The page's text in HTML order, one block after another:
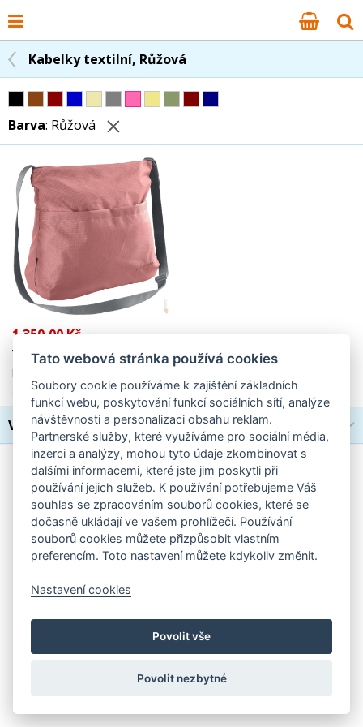
Kabelky textilní, Růžová
Barva: Růžová
1 350,00 Kč
VAUDE Udržitelná kabelka
Lukida - taška přes rameno
dusty rose
Výrobce
Standardní verze stránek |Nastavení cookies
Tato webová stránka používá cookies
Soubory cookie používáme k zajištění základních
funkcí webu, poskytování funkcí sociálních sítí, analýze
návštěvnosti a personalizaci obsahu reklam.
Partnerské služby, které využíváme pro sociální média,
inzerci a analýzy, mohou tyto údaje zkombinovat s
dalšími informacemi, které jste jim poskytli při
používání jejich služeb. K používání potřebujeme Váš
souhlas se zpracováním souborů cookies, které se
dočasně ukládají ve vašem prohlížeči. Používání
souborů cookies můžete přizpůsobit vlastním
preferencím. Toto nastavení můžete kdykoliv změnit.
Nastavení cookies
Povolit vše
Povolit nezbytné